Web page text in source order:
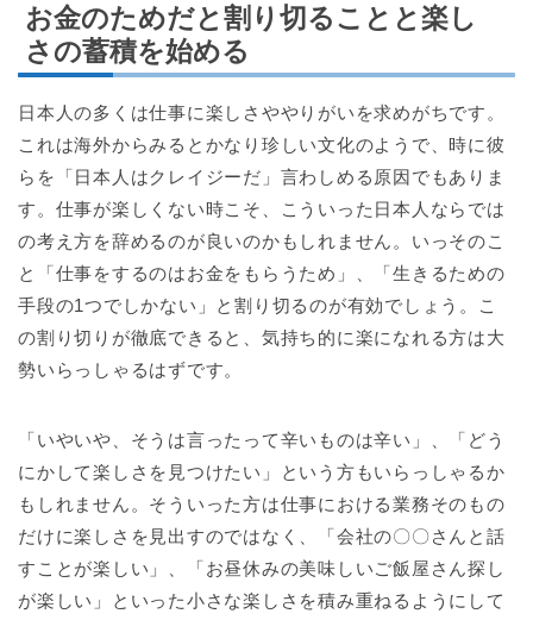
お金のためだと割り切ることと楽し
さの蓄積を始める
日本人の多くは仕事に楽しさややりがいを求めがちです。
これは海外からみるとかなり珍しい文化のようで、時に彼
らを「日本人はクレイジーだ」言わしめる原因でもありま
す。仕事が楽しくない時こそ、こういった日本人ならでは
の考え方を辞めるのが良いのかもしれません。いっそのこ
と「仕事をするのはお金をもらうため」、「生きるための
手段の1つでしかない」と割り切るのが有効でしょう。こ
の割り切りが徹底できると、気持ち的に楽になれる方は大
勢いらっしゃるはずです。
「いやいや、そうは言ったって辛いものは辛い」、「どう
にかして楽しさを見つけたい」という方もいらっしゃるか
もしれません。そういった方は仕事における業務そのもの
だけに楽しさを見出すのではなく、「会社の〇〇さんと話
すことが楽しい」、「お昼休みの美味しいご飯屋さん探し
が楽しい」といった小さな楽しさを積み重ねるようにして